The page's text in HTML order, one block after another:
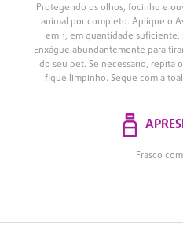
Protegendo os olhos, focinho e
animal por completo. Aplique o
em 1, em quantidade
Enxágue abundantemente para
do seu pet. Se necessário, repita
fique limpinho. Seque com a
Frasco